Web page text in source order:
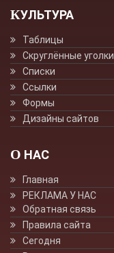
КУЛЬТУРА
Таблицы
Скруглённые уголки.
Списки
Ссылки
Формы
Дизайны сайтов
О НАС
Главная
РЕКЛАМА У НАС
Обратная связь
Правила сайта
Сегодня